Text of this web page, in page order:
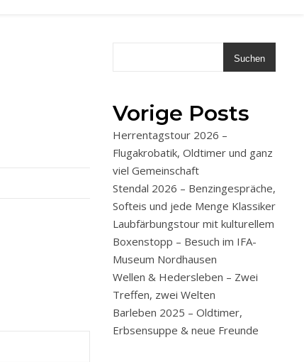
Suchen
Vorige Posts
Herrentagstour 2026 –
Flugakrobatik, Oldtimer und ganz
viel Gemeinschaft
Stendal 2026 – Benzingespräche,
Softeis und jede Menge Klassiker
Laubfärbungstour mit kulturellem
Boxenstopp – Besuch im IFA-
Museum Nordhausen
Wellen & Hedersleben – Zwei
Treffen, zwei Welten
Barleben 2025 – Oldtimer,
Erbsensuppe & neue Freunde